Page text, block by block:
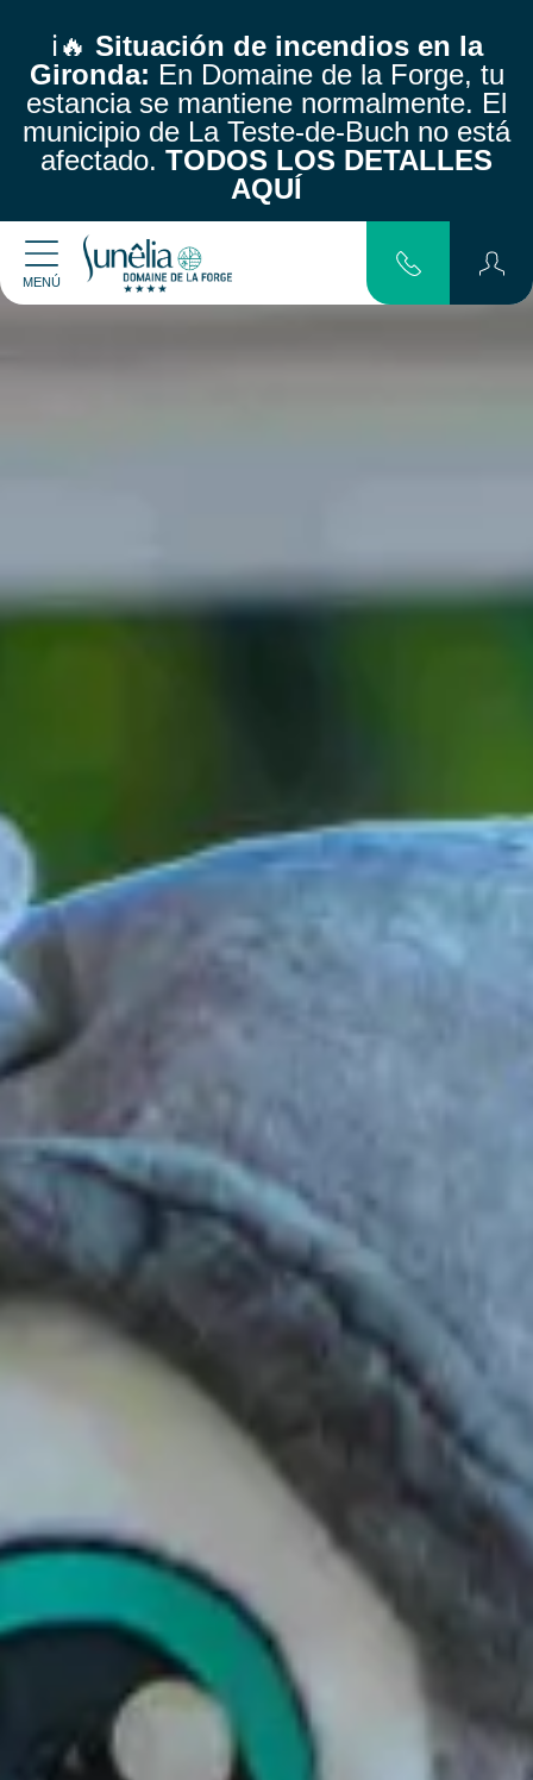
ℹ️🔥 Situación de incendios en la
Gironda: En Domaine de la Forge, tu
estancia se mantiene normalmente. El
municipio de La Teste-de-Buch no está
afectado. TODOS LOS DETALLES
AQUÍ
MENÚ